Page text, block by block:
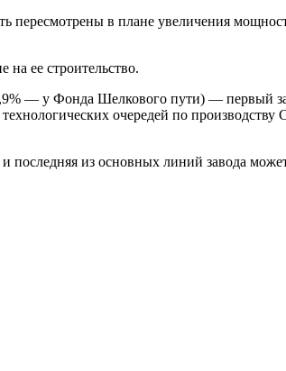
в плане увеличения
ее строительство.
— у Фонда Шелкового пути) — первый
очередей по
последняя из основных линий завода